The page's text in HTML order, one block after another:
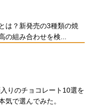
は？新発売の3種類の焼
の組み合わせを検...
入りのチョコレート10選を
気で選んでみた。